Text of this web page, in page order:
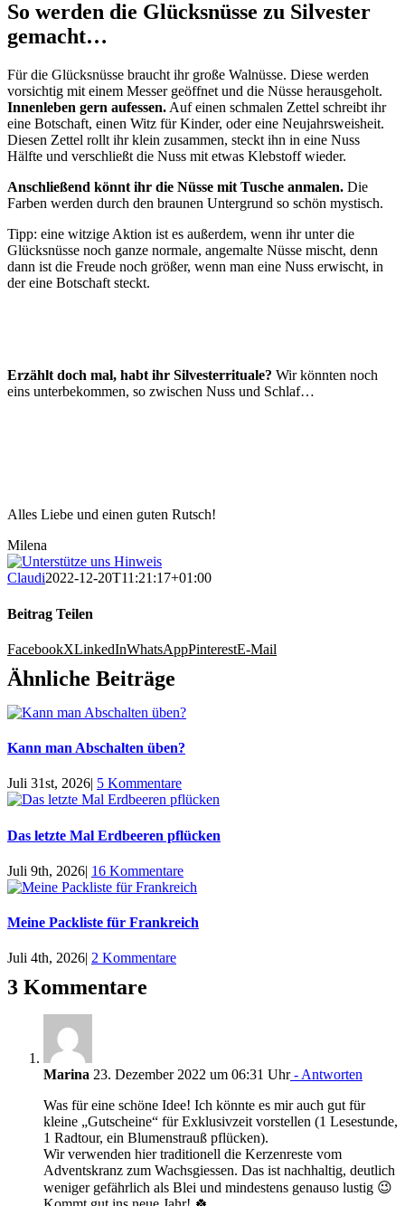
So werden die Glücksnüsse zu Silvester
gemacht…
Für die Glücksnüsse braucht ihr große Walnüsse. Diese werden
vorsichtig mit einem Messer geöffnet und die Nüsse herausgeholt.
Innenleben gern aufessen. Auf einen schmalen Zettel schreibt ihr
eine Botschaft, einen Witz für Kinder, oder eine Neujahrsweisheit.
Diesen Zettel rollt ihr klein zusammen, steckt ihn in eine Nuss
Hälfte und verschließt die Nuss mit etwas Klebstoff wieder.
Anschließend könnt ihr die Nüsse mit Tusche anmalen. Die
Farben werden durch den braunen Untergrund so schön mystisch.
Tipp: eine witzige Aktion ist es außerdem, wenn ihr unter die
Glücksnüsse noch ganze normale, angemalte Nüsse mischt, denn
dann ist die Freude noch größer, wenn man eine Nuss erwischt, in
der eine Botschaft steckt.
Erzählt doch mal, habt ihr Silvesterrituale? Wir könnten noch
eins unterbekommen, so zwischen Nuss und Schlaf…
Alles Liebe und einen guten Rutsch!
Milena
Claudi2022-12-20T11:21:17+01:00
Beitrag Teilen
FacebookXLinkedInWhatsAppPinterestE-Mail
Ähnliche Beiträge
Kann man Abschalten üben?
Juli 31st, 2026| 5 Kommentare
Das letzte Mal Erdbeeren pflücken
Juli 9th, 2026| 16 Kommentare
Meine Packliste für Frankreich
Juli 4th, 2026| 2 Kommentare
3 Kommentare
Marina 23. Dezember 2022 um 06:31 Uhr- Antworten
Was für eine schöne Idee! Ich könnte es mir auch gut für
kleine „Gutscheine“ für Exklusivzeit vorstellen (1 Lesestunde,
1 Radtour, ein Blumenstrauß pflücken).
Wir verwenden hier traditionell die Kerzenreste vom
Adventskranz zum Wachsgiessen. Das ist nachhaltig, deutlich
weniger gefährlich als Blei und mindestens genauso lustig 😉